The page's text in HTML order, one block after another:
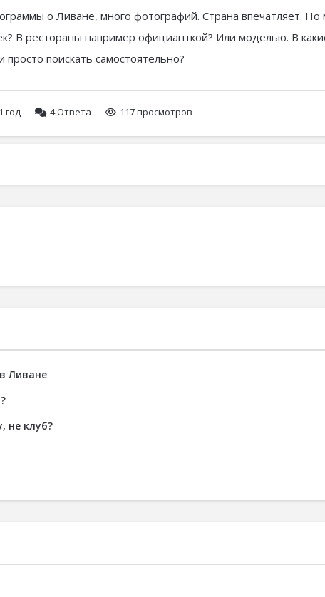
о Ливане, много фотографий. Страна впечатляет.
В рестораны например официанткой? Или моделью. В
поискать самостоятельно?
1 год 4Ответа 117 просмотров
Ливане
не клуб?